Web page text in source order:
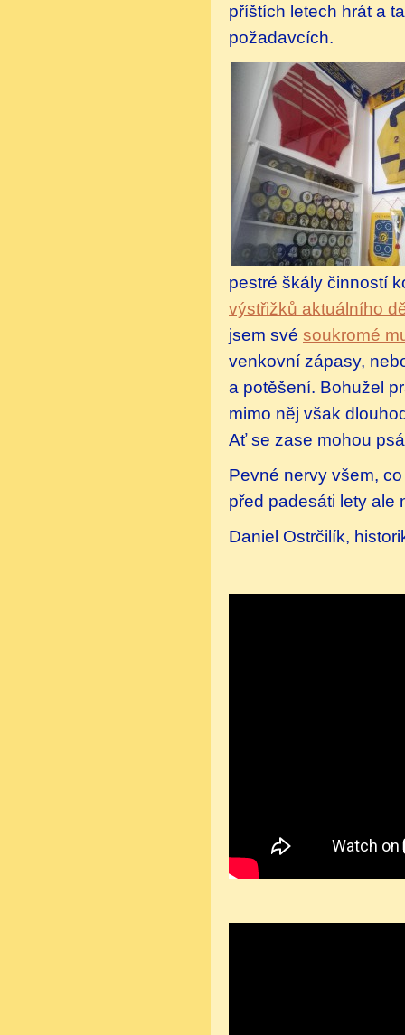
příštích letech hrát a
požadavcích.
pestré škály činností
výstřižků aktuálního
jsem své soukromé
venkovní zápasy,
a potěšení. Bohužel
mimo něj však
Ať se zase mohou
Pevné nervy všem,
před padesáti lety ale
Daniel Ostrčilík,